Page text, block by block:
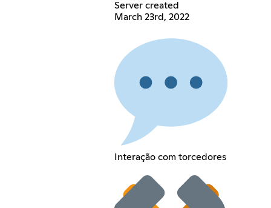
Server created
March 23rd, 2022
Interação com torcedores